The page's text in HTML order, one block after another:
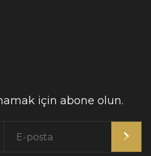
için abone olun.